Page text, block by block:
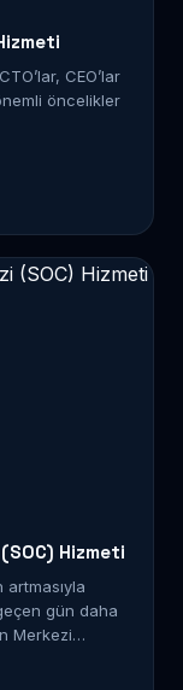
CEO’lar
öncelikler
Hizmeti
gün daha
Merkezi…